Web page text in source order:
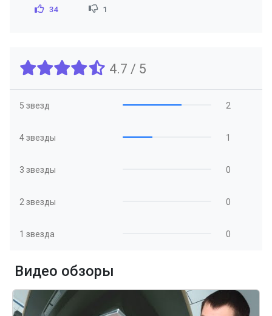
34 1
4.7 / 5
5 звезд 2
4 звезды 1
3 звезды 0
2 звезды 0
1 звезда 0
Видео обзоры